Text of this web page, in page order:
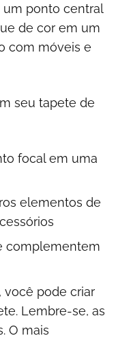
ponto central
de cor em um
com móveis e
seu tapete de
focal em uma
elementos de
complementem
você pode criar
Lembre-se, as
O mais